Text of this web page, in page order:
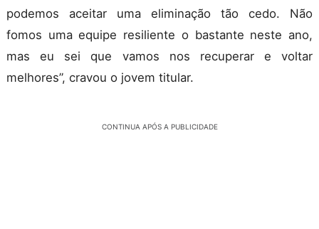
podemos aceitar uma eliminação tão cedo. Não
fomos uma equipe resiliente o bastante neste ano,
mas eu sei que vamos nos recuperar e voltar
melhores”, cravou o jovem titular.
CONTINUA APÓS A PUBLICIDADE